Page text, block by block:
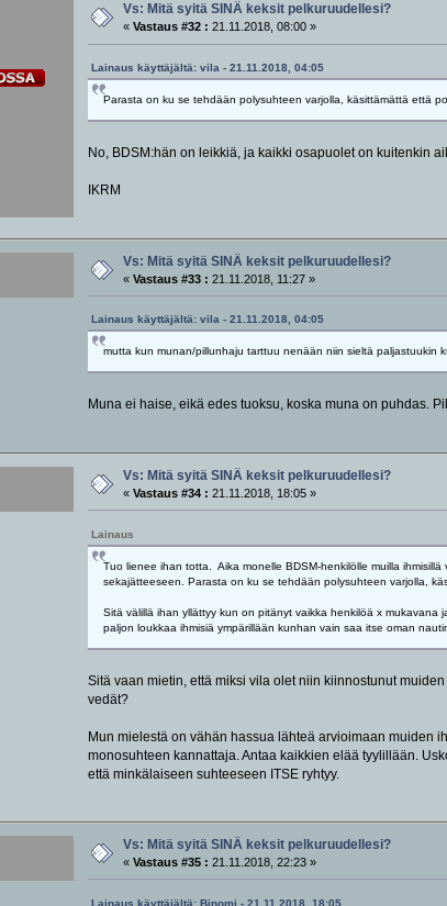
Vs: Mitä syitä SINÄ keksit pelkuruudellesi?
«Vastaus #32 : 21.11.2018, 08:00 »
Lainaus käyttäjältä: vila - 21.11.2018, 04:05
Parasta on ku se tehdään polysuhteen varjolla, käsittämättä että
No, BDSM:hän on leikkiä, ja kaikki osapuolet on kuitenkin
IKRM
Vs: Mitä syitä SINÄ keksit pelkuruudellesi?
«Vastaus #33 : 21.11.2018, 11:27 »
Lainaus käyttäjältä: vila - 21.11.2018, 04:05
mutta kun munan/pillunhaju tarttuu nenään niin sieltä paljastuukin
Muna ei haise, eikä edes tuoksu, koska muna on puhdas.
Vs: Mitä syitä SINÄ keksit pelkuruudellesi?
«Vastaus #34 : 21.11.2018, 18:05 »
Lainaus
Tuo lienee ihan totta. Aika monelle BDSM-henkilölle muilla
sekajätteeseen. Parasta on ku se tehdään polysuhteen varjolla,
Sitä välillä ihan yllättyy kun on pitänyt vaikka henkilöä x
paljon loukkaa ihmisiä ympärillään kunhan vain saa itse oman
Sitä vaan mietin, että miksi vila olet niin kiinnostunut
vedät?
Mun mielestä on vähän hassua lähteä arvioimaan muiden
monosuhteen kannattaja. Antaa kaikkien elää tyylillään.
että minkälaiseen suhteeseen ITSE ryhtyy.
Vs: Mitä syitä SINÄ keksit pelkuruudellesi?
«Vastaus #35 : 21.11.2018, 22:23 »
Lainaus käyttäjältä: Binomi - 21.11.2018, 18:05